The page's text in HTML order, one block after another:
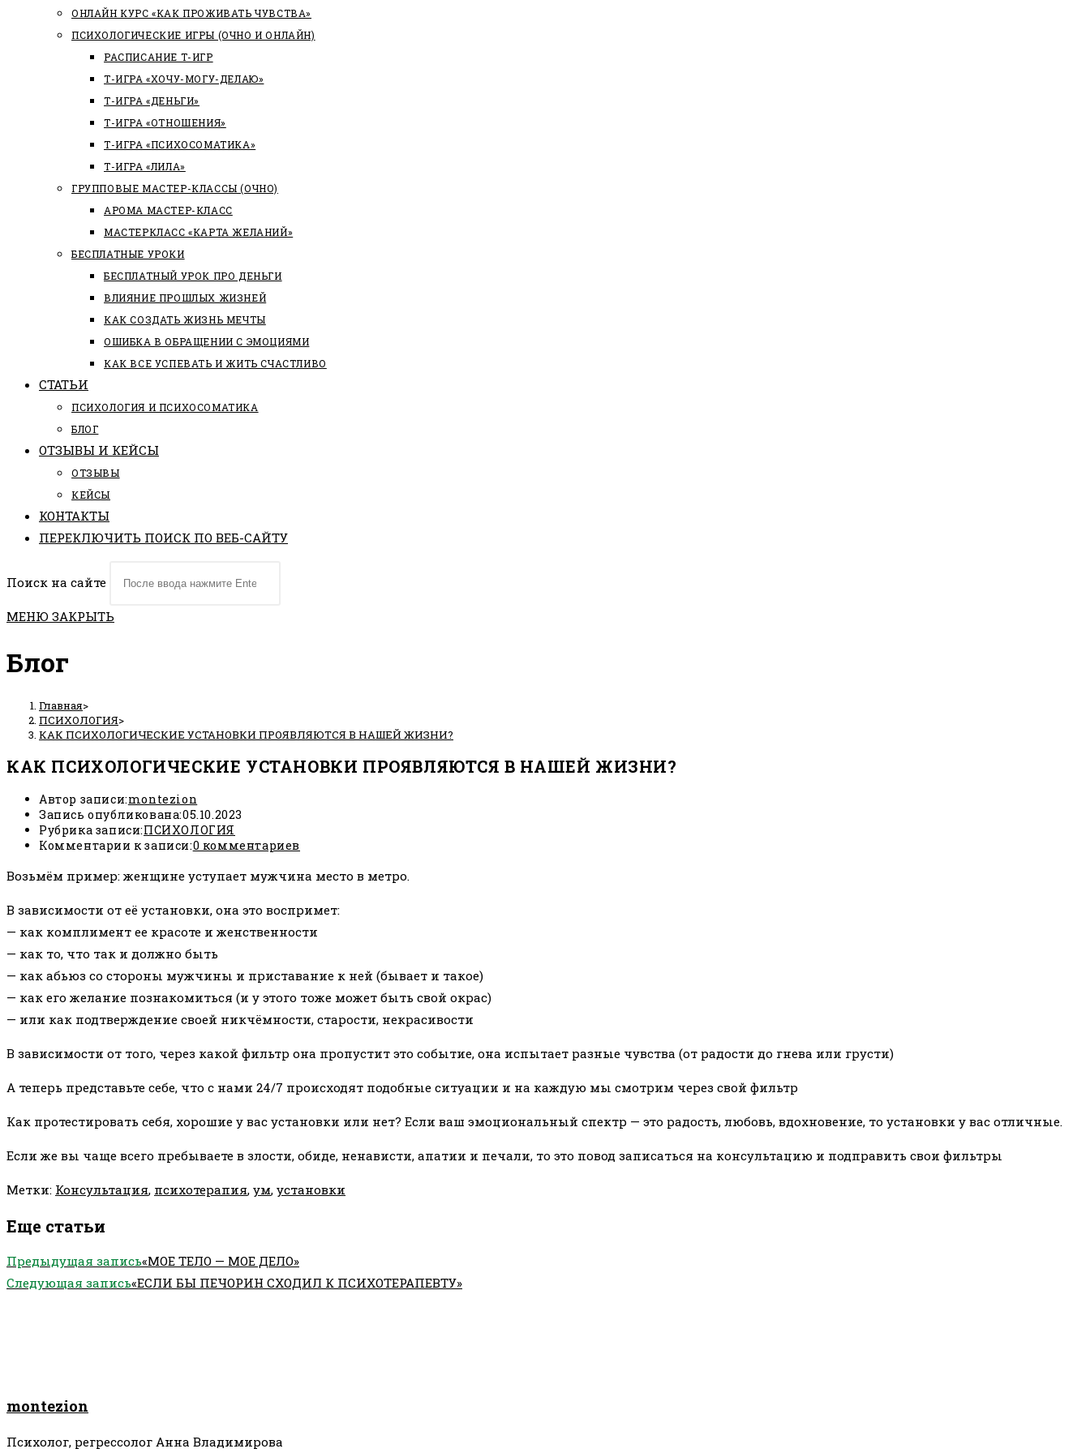
ОНЛАЙН КУРС «КАК ПРОЖИВАТЬ ЧУВСТВА»
ПСИХОЛОГИЧЕСКИЕ ИГРЫ (ОЧНО И ОНЛАЙН)
РАСПИСАНИЕ Т-ИГР
Т-ИГРА «ХОЧУ-МОГУ-ДЕЛАЮ»
Т-ИГРА «ДЕНЬГИ»
Т-ИГРА «ОТНОШЕНИЯ»
Т-ИГРА «ПСИХОСОМАТИКА»
Т-ИГРА «ЛИЛА»
ГРУППОВЫЕ МАСТЕР-КЛАССЫ (ОЧНО)
АРОМА МАСТЕР-КЛАСС
МАСТЕРКЛАСС «КАРТА ЖЕЛАНИЙ»
БЕСПЛАТНЫЕ УРОКИ
БЕСПЛАТНЫЙ УРОК ПРО ДЕНЬГИ
ВЛИЯНИЕ ПРОШЛЫХ ЖИЗНЕЙ
КАК СОЗДАТЬ ЖИЗНЬ МЕЧТЫ
ОШИБКА В ОБРАЩЕНИИ С ЭМОЦИЯМИ
КАК ВСЕ УСПЕВАТЬ И ЖИТЬ СЧАСТЛИВО
СТАТЬИ
ПCИХОЛОГИЯ И ПСИХОСОМАТИКА
БЛОГ
ОТЗЫВЫ И КЕЙСЫ
ОТЗЫВЫ
КЕЙСЫ
КОНТАКТЫ
ПЕРЕКЛЮЧИТЬ ПОИСК ПО ВЕБ-САЙТУ
Поиск на сайте
МЕНЮ ЗАКРЫТЬ
Блог
Главная>
ПСИХОЛОГИЯ>
КАК ПСИХОЛОГИЧЕСКИЕ УСТАНОВКИ ПРОЯВЛЯЮТСЯ В НАШЕЙ ЖИЗНИ?
КАК ПСИХОЛОГИЧЕСКИЕ УСТАНОВКИ ПРОЯВЛЯЮТСЯ В НАШЕЙ ЖИЗНИ?
Автор записи:montezion
Запись опубликована:05.10.2023
Рубрика записи:ПСИХОЛОГИЯ
Комментарии к записи:0 комментариев
Возьмём пример: женщине уступает мужчина место в метро.
В зависимости от её установки, она это воспримет:
— как комплимент ее красоте и женственности
— как то, что так и должно быть
— как абьюз со стороны мужчины и приставание к ней (бывает и такое)
— как его желание познакомиться (и у этого тоже может быть свой окрас)
— или как подтверждение своей никчёмности, старости, некрасивости
В зависимости от того, через какой фильтр она пропустит это событие, она испытает разные чувства (от радости до гнева или грусти)
А теперь представьте себе, что с нами 24/7 происходят подобные ситуации и на каждую мы смотрим через свой фильтр
Как протестировать себя, хорошие у вас установки или нет? Если ваш эмоциональный спектр — это радость, любовь, вдохновение, то установки у вас отличные.
Если же вы чаще всего пребываете в злости, обиде, ненависти, апатии и печали, то это повод записаться на консультацию и подправить свои фильтры
Метки: Консультация, психотерапия, ум, установки
Еще статьи
Предыдущая запись«МОЕ ТЕЛО — МОЕ ДЕЛО»
Следующая запись«ЕСЛИ БЫ ПЕЧОРИН СХОДИЛ К ПСИХОТЕРАПЕВТУ»
montezion
Психолог, регрессолог Анна Владимирова